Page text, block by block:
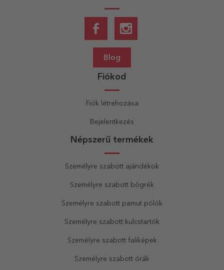
Blog
Fiókod
Fiók létrehozása
Bejelentkezés
Népszerű termékek
Személyre szabott ajándékok
Személyre szabott bögrék
Személyre szabott pamut pólók
Személyre szabott kulcstartók
Személyre szabott faliképek
Személyre szabott órák